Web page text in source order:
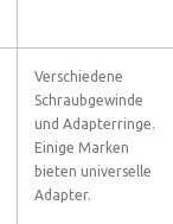
Verschiedene
Schraubgewinde
und Adapterringe.
Einige Marken
bieten universelle
Adapter.